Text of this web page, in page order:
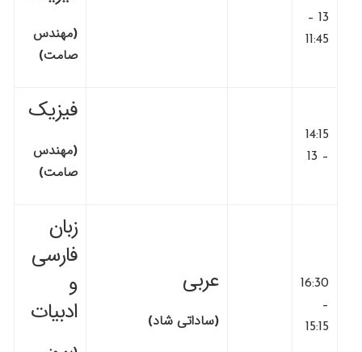
13 –
11:45
(مهندس
صامت)
14:15
– 13
فیزیک
(مهندس
صامت)
16:30
–
15:15
عربی
(ساداتی شاد)
زبان
فارسی
و
ادبیات